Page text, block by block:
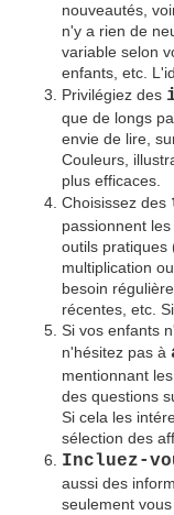
nouveautés,
n'y a rien de
variable selon
enfants, etc.
Privilégiez des
que de longs
envie de lire,
Couleurs,
plus efficaces.
Choisissez des
passionnent
outils pratiques
multiplication
besoin
récentes, etc.
Si vos enfants
n'hésitez pas à
mentionnant
des questions
Si cela les
sélection des
Incluez-
aussi des
seulement